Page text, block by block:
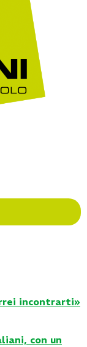
incontrarti»
con un